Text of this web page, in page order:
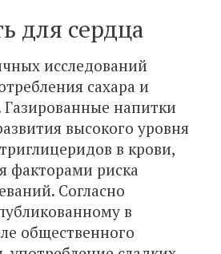
для сердца
исследований
сахара и
Газированные напитки
высокого уровня
в крови,
факторами риска
Согласно
в
общественного